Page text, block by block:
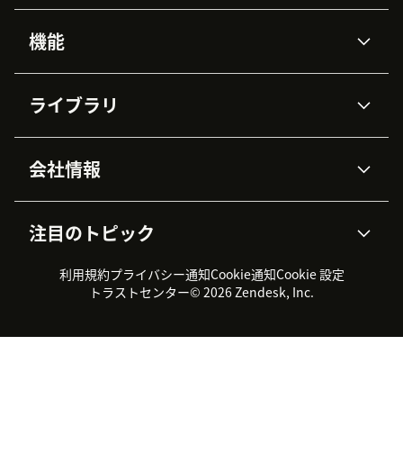
機能
Zendesk AI
高度なデータプライバシーと
データ保護
ナレッジベース
ワークフォースマネジメント
カスタマーポータル
ライブラリ
APIと開発者向け情報
AI研究
イベント情報
導入事例
トライアル体験とFAQ
会社情報
採用情報
インクルージョン＆ビロンギ
サステナビリティレポート
Zendesk Foundation
注目のトピック
CX Trends 2026
製品のアップデート情報
カスタマーサポートツール
ヘルプデスク向けチケット管
利用規約プライバシー通知Cookie通知Cookie 設定
トラストセンター© 2026 Zendesk, Inc.